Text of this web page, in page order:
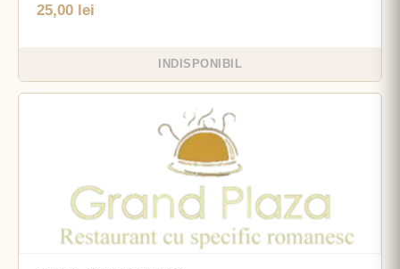
25,00 lei
INDISPONIBIL